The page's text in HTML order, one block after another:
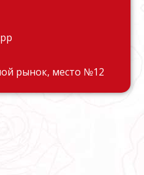
рынок, место №12